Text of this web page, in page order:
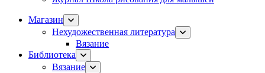
Магазин
Нехудожественная литература
Вязание
Библиотека
Вязание